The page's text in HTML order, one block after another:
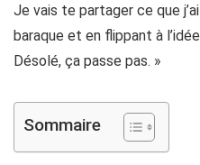
Je vais te partager ce que
baraque et en flippant à
Désolé, ça passe pas. »
Sommaire